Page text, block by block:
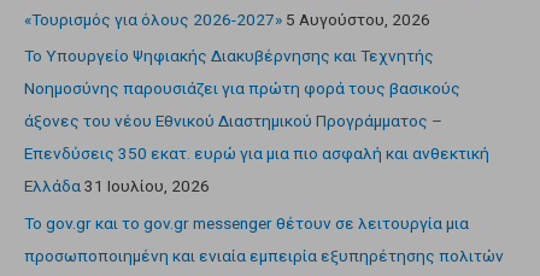
«Τουρισμός για όλους 2026-2027» 5 Αυγούστου, 2026
Το Υπουργείο Ψηφιακής Διακυβέρνησης και Τεχνητής
Νοημοσύνης παρουσιάζει για πρώτη φορά τους βασικούς
άξονες του νέου Εθνικού Διαστημικού Προγράμματος –
Επενδύσεις 350 εκατ. ευρώ για μια πιο ασφαλή και ανθεκτική
Ελλάδα 31 Ιουλίου, 2026
Το gov.gr και το gov.gr messenger θέτουν σε λειτουργία μια
προσωποποιημένη και ενιαία εμπειρία εξυπηρέτησης πολιτών